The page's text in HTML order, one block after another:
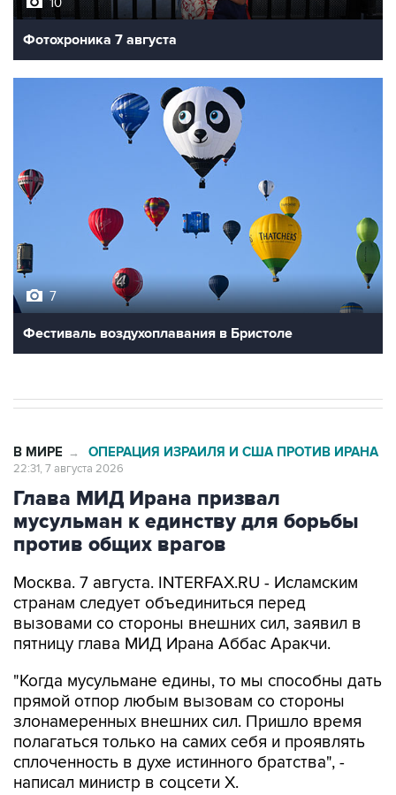
Фотохроника 7 августа
7
Фестиваль воздухоплавания в Бристоле
В МИРЕ → ОПЕРАЦИЯ ИЗРАИЛЯ И США ПРОТИВ ИРАНА
22:31, 7 августа 2026
Глава МИД Ирана призвал
мусульман к единству для борьбы
против общих врагов
Москва. 7 августа. INTERFAX.RU - Исламским
странам следует объединиться перед
вызовами со стороны внешних сил, заявил в
пятницу глава МИД Ирана Аббас Аракчи.
"Когда мусульмане едины, то мы способны дать
прямой отпор любым вызовам со стороны
злонамеренных внешних сил. Пришло время
полагаться только на самих себя и проявлять
сплоченность в духе истинного братства", -
написал министр в соцсети Х.